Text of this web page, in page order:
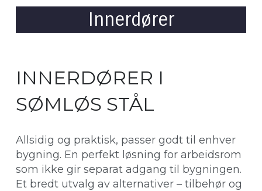
Innerdører
INNERDØRER I
SØMLØS STÅL
Allsidig og praktisk, passer godt til enhver
bygning. En perfekt løsning for arbeidsrom
som ikke gir separat adgang til bygningen.
Et bredt utvalg av alternativer – tilbehør og